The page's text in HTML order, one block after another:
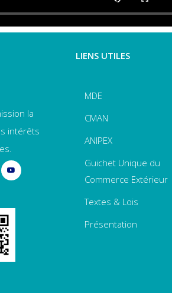
la
intérêts
LIENS UTILES
MDE
CMAN
ANIPEX
Guichet Unique du
Commerce Extérieur
Textes & Lois
Présentation